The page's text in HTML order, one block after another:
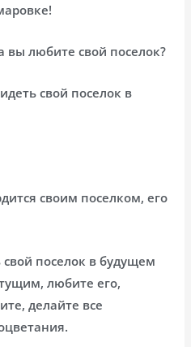
вы любите свой поселок?
свой поселок в
своим поселком, его
поселок в будущем
любите его,
делайте все